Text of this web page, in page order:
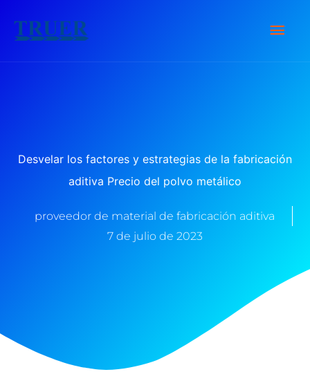
Desvelar los factores y estrategias de la fabricación
aditiva Precio del polvo metálico
proveedor de material de fabricación aditiva
7 de julio de 2023